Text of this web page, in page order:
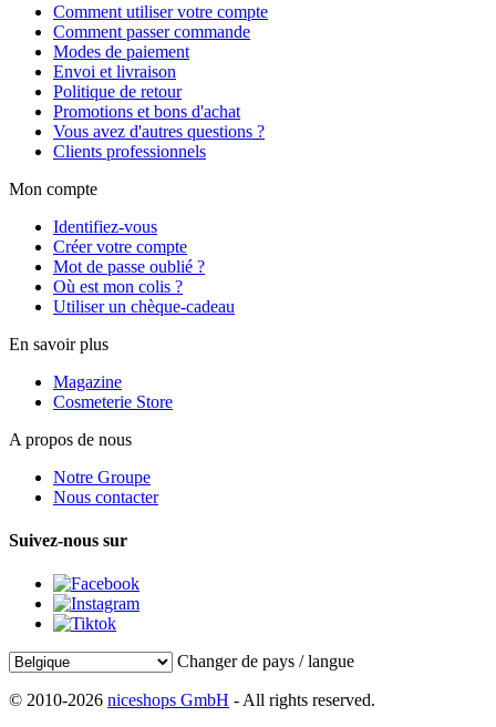
Comment utiliser votre compte
Comment passer commande
Modes de paiement
Envoi et livraison
Politique de retour
Promotions et bons d'achat
Vous avez d'autres questions ?
Clients professionnels
Mon compte
Identifiez-vous
Créer votre compte
Mot de passe oublié ?
Où est mon colis ?
Utiliser un chèque-cadeau
En savoir plus
Magazine
Cosmeterie Store
A propos de nous
Notre Groupe
Nous contacter
Suivez-nous sur
Changer de pays / langue
© 2010-2026 niceshops GmbH - All rights reserved.